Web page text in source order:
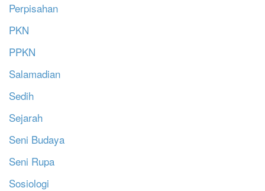
Perpisahan
PKN
PPKN
Salamadian
Sedih
Sejarah
Seni Budaya
Seni Rupa
Sosiologi